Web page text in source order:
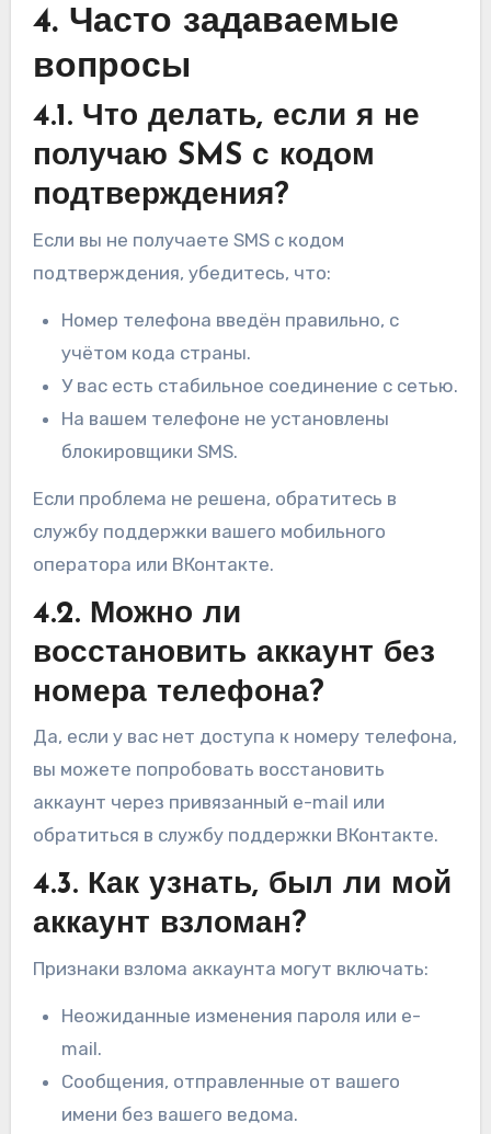
4. Часто задаваемые
вопросы
4.1. Что делать, если я не
получаю SMS с кодом
подтверждения?
Если вы не получаете SMS с кодом
подтверждения, убедитесь, что:
Номер телефона введён правильно, с
учётом кода страны.
У вас есть стабильное соединение с сетью.
На вашем телефоне не установлены
блокировщики SMS.
Если проблема не решена, обратитесь в
службу поддержки вашего мобильного
оператора или ВКонтакте.
4.2. Можно ли
восстановить аккаунт без
номера телефона?
Да, если у вас нет доступа к номеру телефона,
вы можете попробовать восстановить
аккаунт через привязанный e-mail или
обратиться в службу поддержки ВКонтакте.
4.3. Как узнать, был ли мой
аккаунт взломан?
Признаки взлома аккаунта могут включать:
Неожиданные изменения пароля или e-
mail.
Сообщения, отправленные от вашего
имени без вашего ведома.